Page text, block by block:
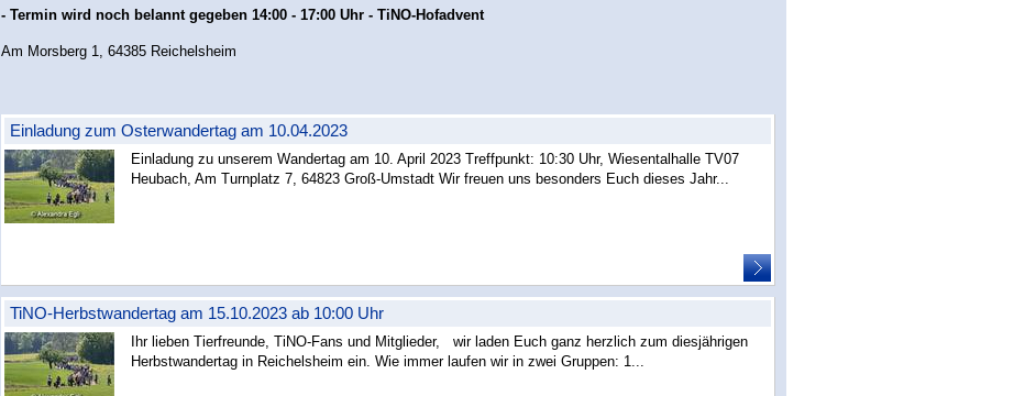
- Termin wird noch belannt gegeben14:00 - 17:00 Uhr - TiNO-Hofadvent
Am Morsberg 1, 64385 Reichelsheim
Einladung zum Osterwandertag am 10.04.2023
Einladung zu unserem Wandertag am 10. April 2023 Treffpunkt: 10:30 Uhr, Wiesentalhalle TV07
Heubach, Am Turnplatz 7, 64823 Groß-Umstadt Wir freuen uns besonders Euch dieses Jahr...
TiNO-Herbstwandertag am 15.10.2023 ab 10:00 Uhr
Ihr lieben Tierfreunde, TiNO-Fans und Mitglieder, wir laden Euch ganz herzlich zum diesjährigen
Herbstwandertag in Reichelsheim ein. Wie immer laufen wir in zwei Gruppen: 1...